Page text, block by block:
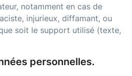
notamment en cas de
injurieux, diffamant, ou
soit le support utilisé (texte,
personnelles.